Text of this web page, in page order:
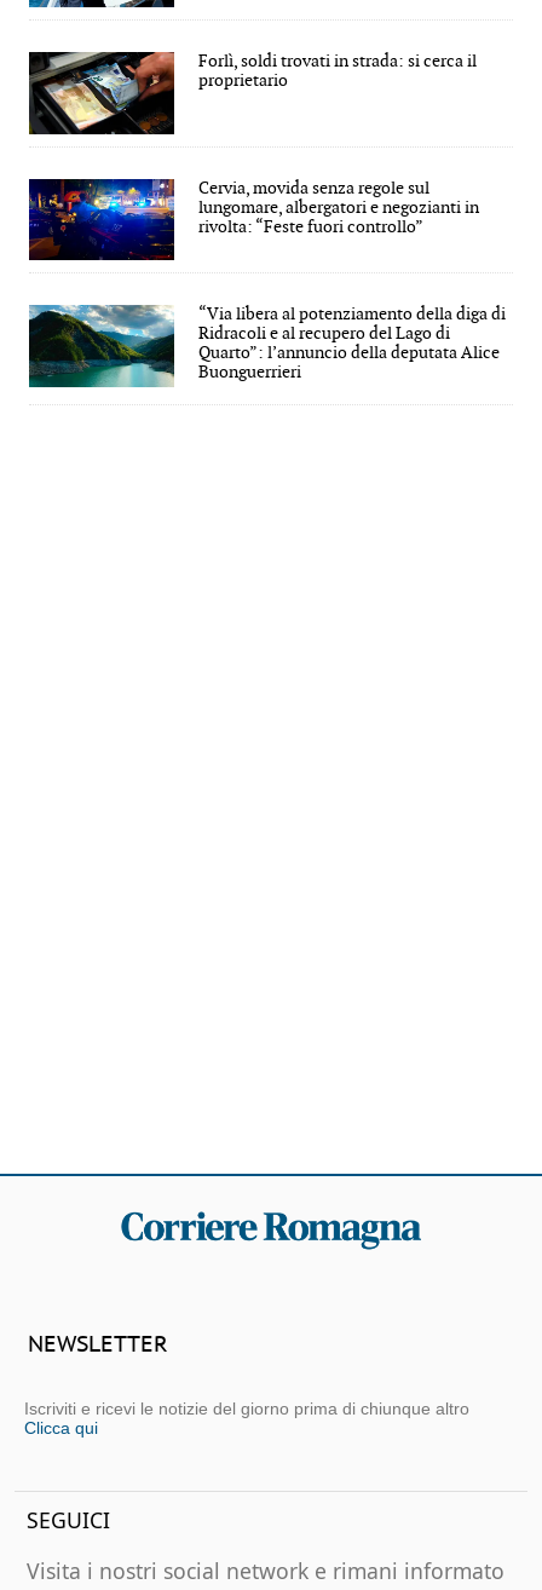
Forlì, soldi trovati in strada: si cerca il
proprietario
Cervia, movida senza regole sul
lungomare, albergatori e negozianti in
rivolta: “Feste fuori controllo”
“Via libera al potenziamento della diga di
Ridracoli e al recupero del Lago di
Quarto”: l’annuncio della deputata Alice
Buonguerrieri
NEWSLETTER
Iscriviti e ricevi le notizie del giorno prima di chiunque altro
Clicca qui
SEGUICI
Visita i nostri social network e rimani informato